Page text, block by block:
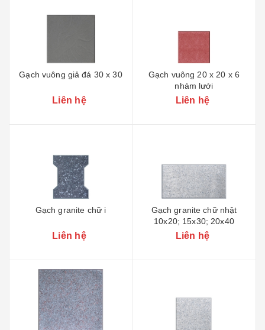
Gạch vuông giả đá 30 x 30
Liên hệ
Gạch vuông 20 x 20 x 6
nhám lưới
Liên hệ
Gạch granite chữ i
Liên hệ
Gạch granite chữ nhật
10x20; 15x30; 20x40
Liên hệ